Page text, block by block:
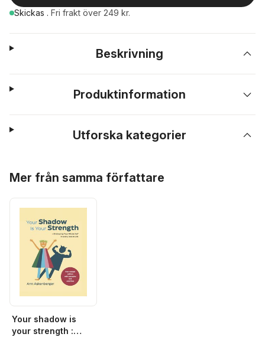
Skickas . Fri frakt över 249 kr.
Beskrivning
Produktinformation
Utforska kategorier
Mer från samma författare
Your shadow is
your strength :